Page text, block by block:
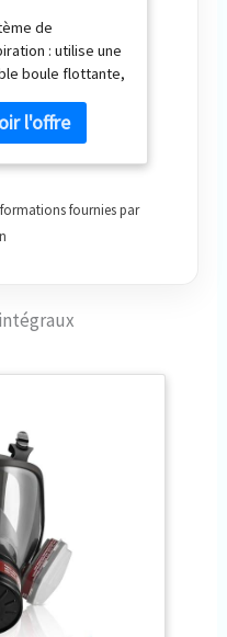
avec tuba
nouveau
(fibre
carbone, taille
de
: utilise une
boule flottante,
et des valves
panoramique
à 180° utilise la
: disponible
élastiques
parfaite :
votre
sous-marine
le support de
d'action
Sac
:
une paire de
d'oreille, un
fournies par